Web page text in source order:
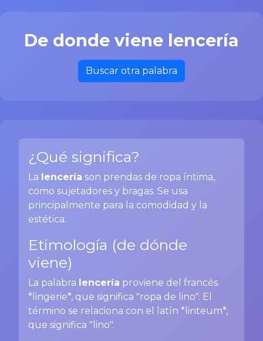
De donde viene lencería
Buscar otra palabra
¿Qué significa?
La lencería son prendas de ropa íntima,
como sujetadores y bragas. Se usa
principalmente para la comodidad y la
estética.
Etimología (de dónde
viene)
La palabra lencería proviene del francés
*lingerie*, que significa "ropa de lino". El
término se relaciona con el latín *linteum*,
que significa "lino".